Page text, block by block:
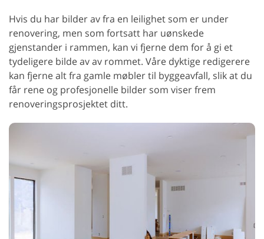
Hvis du har bilder av fra en leilighet som er under
renovering, men som fortsatt har uønskede
gjenstander i rammen, kan vi fjerne dem for å gi et
tydeligere bilde av av rommet. Våre dyktige redigerere
kan fjerne alt fra gamle møbler til byggeavfall, slik at du
får rene og profesjonelle bilder som viser frem
renoveringsprosjektet ditt.